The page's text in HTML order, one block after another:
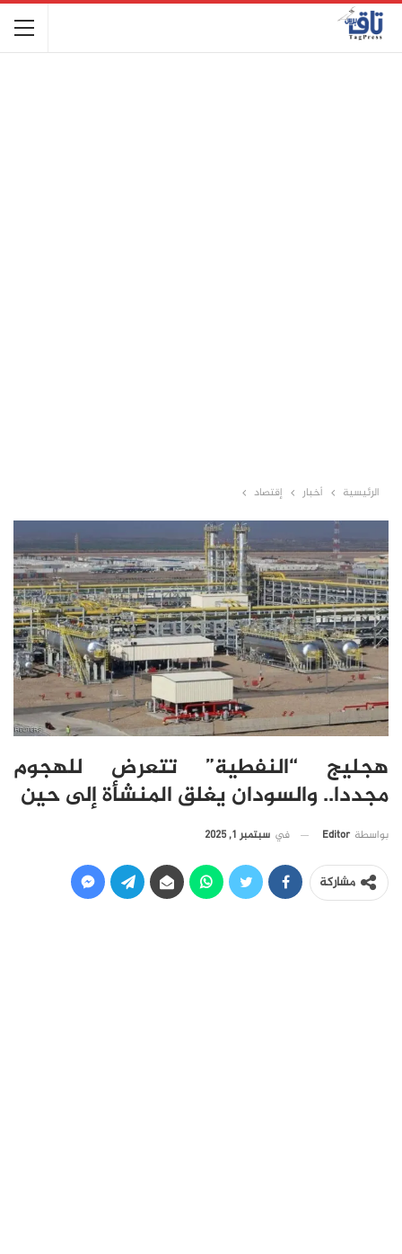
الرئيسية أخبار إقتصاد
هجليج “النفطية” تتعرض للهجوم
مجددا.. والسودان يغلق المنشأة إلى حين
بواسطة Editor في سبتمبر 1, 2025
مشاركة